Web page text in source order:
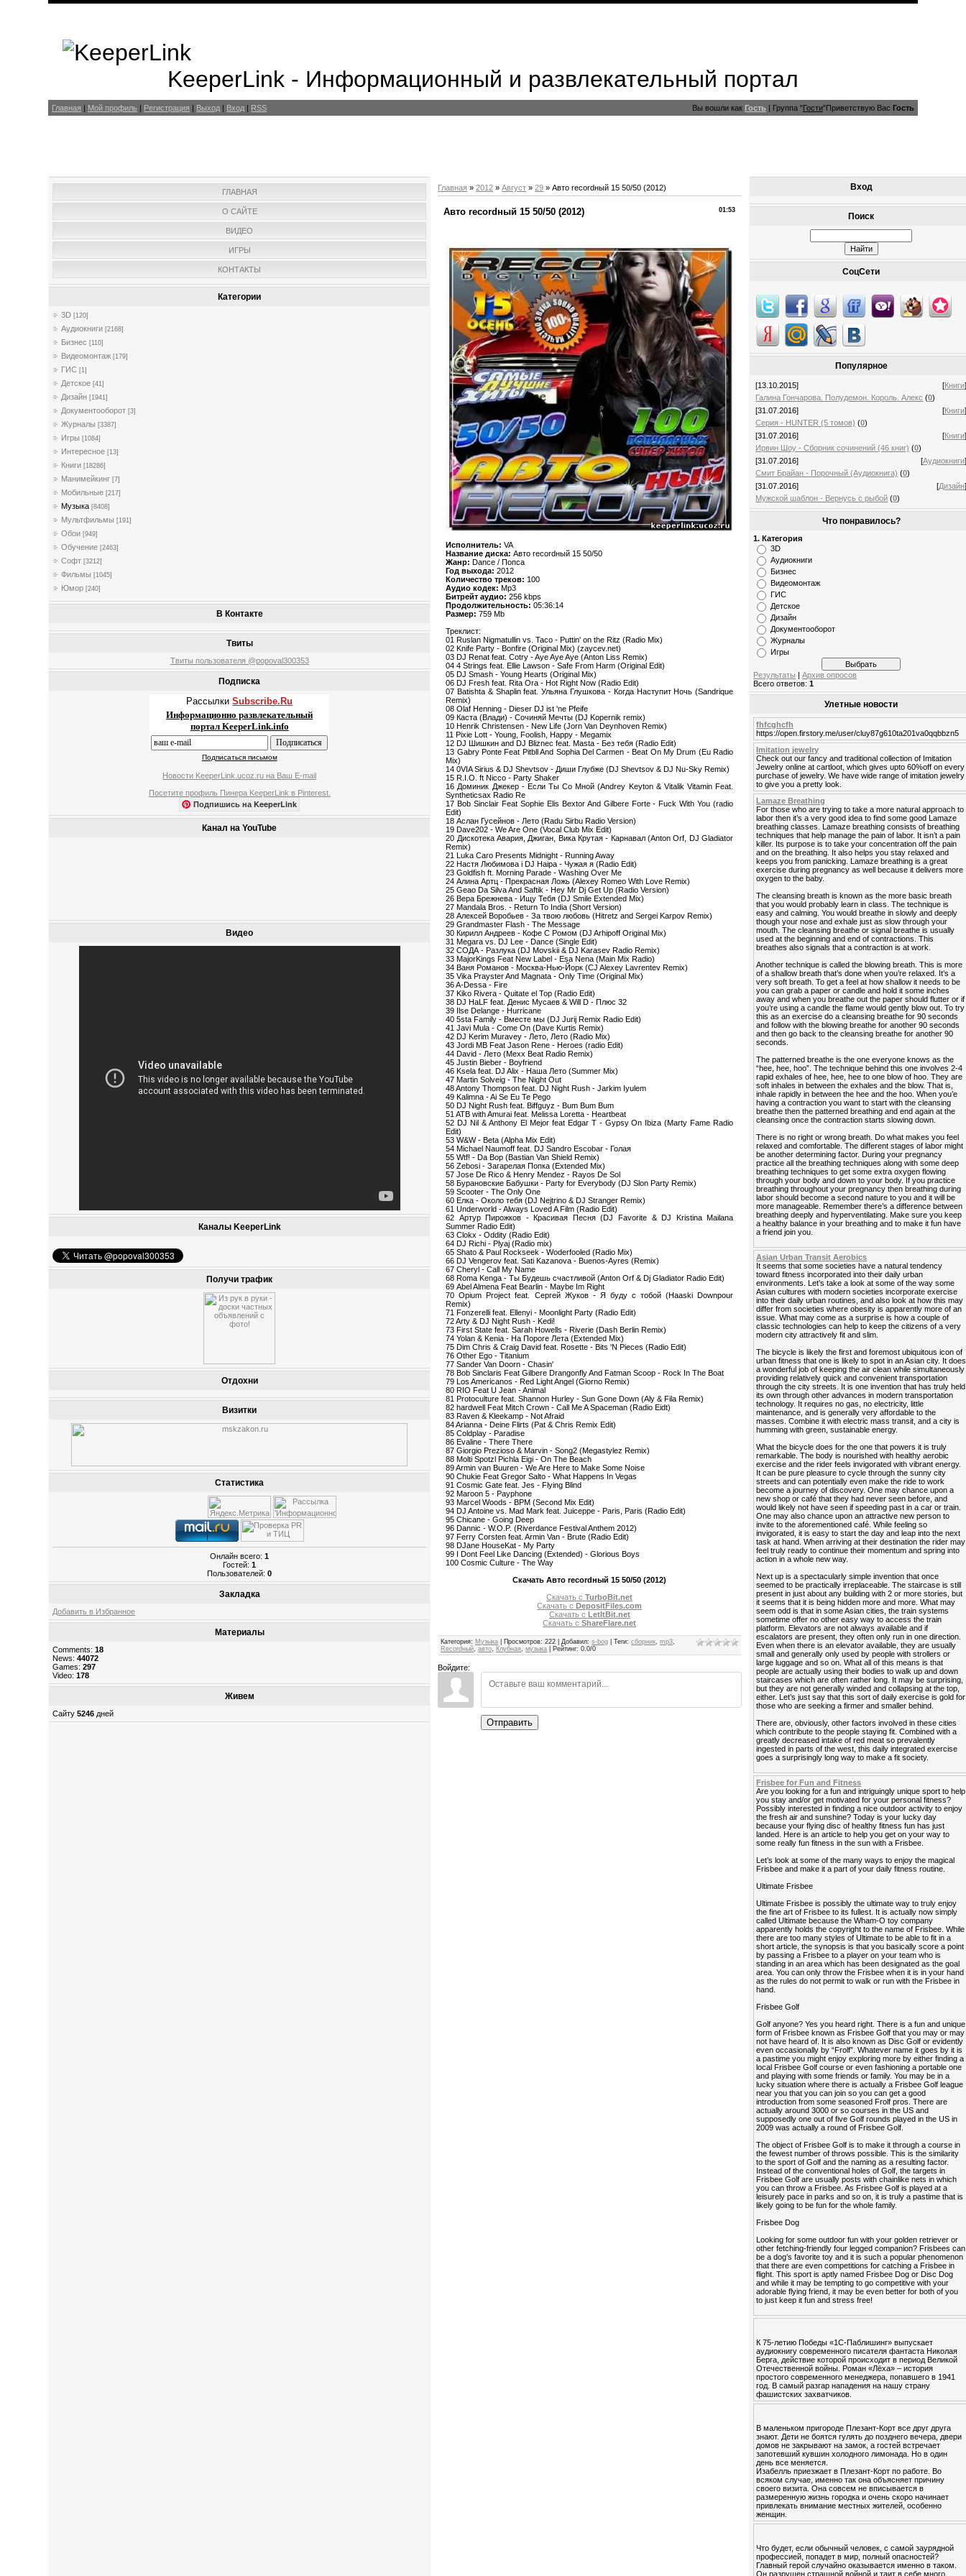
KeeperLink - Информационный и развлекательный портал
Главная | Мой профиль | Регистрация | Выход | Вход | RSS Вы вошли как Гость | Группа"Гости"Приветствую Вас Гость
ГЛАВНАЯ
О САЙТЕ
ВИДЕО
ИГРЫ
КОНТАКТЫ
Категории
3D [120]
Аудиокниги [2168]
Бизнес [110]
Видеомонтаж [179]
ГИС [1]
Детское [41]
Дизайн [1941]
Документооборот [3]
Журналы [3387]
Игры [1084]
Интересное [13]
Книги [18286]
Манимейкинг [7]
Мобильные [217]
Музыка [8408]
Мультфильмы [191]
Обои [949]
Обучение [2463]
Софт [3212]
Фильмы [1045]
Юмор [240]
В Контакте
Твиты
Твиты пользователя @popoval300353
Подписка
РассылкиSubscribe.Ru
Информационно развлекательный
портал KeeperLink.info
Подписаться письмом
Новости KeeperLink.ucoz.ru на Ваш E-mail
Посетите профиль Пинера KeeperLink в Pinterest.
Подпишись на KeeperLink
Канал на YouTube
Видео
Каналы KeeperLink
Получи трафик
Отдохни
Визитки
Статистика
Онлайн всего:1
Гостей:1
Пользователей:0
Закладка
Добавить в Избранное
Материалы
Comments:18
News:44072
Games:297
Video:178
Живем
Сайту5246 дней
Главная »2012 » Август » 29 » Авто recordный 15 50/50 (2012)
01:53
Авто recordный 15 50/50 (2012)
Исполнитель: VA
Название диска: Авто recordный 15 50/50
Жанр: Dance / Попса
Год выхода: 2012
Количество треков: 100
Аудио кодек: Mp3
Битрейт аудио: 256 kbps
Продолжительность: 05:36:14
Размер: 759 Mb
Треклист:
01 Ruslan Nigmatullin vs. Taco - Puttin' on the Ritz (Radio Mix)
02 Knife Party - Bonfire (Original Mix) (zaycev.net)
03 DJ Renat feat. Cotry - Aye Aye Aye (Anton Liss Remix)
04 4 Strings feat. Ellie Lawson - Safe From Harm (Original Edit)
05 DJ Smash - Young Hearts (Original Mix)
06 DJ Fresh feat. Rita Ora - Hot Right Now (Radio Edit)
07 Batishta & Shaplin feat. Ульяна Глушкова - Когда Наступит Ночь (Sandrique
Remix)
08 Olaf Henning - Dieser DJ ist 'ne Pfeife
09 Каста (Влади) - Сочиняй Мечты (DJ Kopernik remix)
10 Henrik Christensen - New Life (Jorn Van Deynhoven Remix)
11 Pixie Lott - Young, Foolish, Happy - Megamix
12 DJ Шишкин and DJ Bliznec feat. Masta - Без тебя (Radio Edit)
13 Gabry Ponte Feat Pitbll And Sophia Del Carmen - Beat On My Drum (Eu Radio
Mix)
14 0VIA Sirius & DJ Shevtsov - Диши Глубже (DJ Shevtsov & DJ Nu-Sky Remix)
15 R.I.O. ft Nicco - Party Shaker
16 Доминик Джекер - Если Ты Со Мной (Andrey Keyton & Vitalik Vitamin Feat.
Syntheticsax Radio Re
17 Bob Sinclair Feat Sophie Elis Bextor And Gilbere Forte - Fuck With You (radio
Edit)
18 Аслан Гусейнов - Лето (Radu Sirbu Radio Version)
19 Dave202 - We Are One (Vocal Club Mix Edit)
20 Дискотека Авария, Джиган, Вика Крутая - Карнавал (Anton Orf, DJ Gladiator
Remix)
21 Luka Caro Presents Midnight - Running Away
22 Настя Любимова i DJ Haipa - Чужая я (Radio Edit)
23 Goldfish ft. Morning Parade - Washing Over Me
24 Алина Артц - Прекрасная Ложь (Alexey Romeo With Love Remix)
25 Geao Da Silva And Saftik - Hey Mr Dj Get Up (Radio Version)
26 Вера Брежнева - Ищу Тебя (DJ Smile Extended Mix)
27 Mandala Bros. - Return To India (Short Version)
28 Алексей Воробьев - За твою любовь (Hitretz and Sergei Karpov Remix)
29 Grandmaster Flash - The Message
30 Кирилл Андреев - Кофе С Ромом (DJ Arhipoff Original Mix)
31 Megara vs. DJ Lee - Dance (Single Edit)
32 СОДА - Разлука (DJ Movskii & DJ Karasev Radio Remix)
33 MajorKings Feat New Label - Esa Nena (Main Mix Radio)
34 Ваня Романов - Москва-Нью-Йорк (CJ Alexey Lavrentev Remix)
35 Vika Prayster And Magnata - Only Time (Original Mix)
36 A-Dessa - Fire
37 Kiko Rivera - Quitate el Top (Radio Edit)
38 DJ HaLF feat. Денис Мусаев & Will D - Плюс 32
39 Ilse Delange - Hurricane
40 5sta Family - Вместе мы (DJ Jurij Remix Radio Edit)
41 Javi Mula - Come On (Dave Kurtis Remix)
42 DJ Kerim Muravey - Лето, Лето (Radio Mix)
43 Jordi MB Feat Jason Rene - Heroes (radio Edit)
44 David - Лето (Mexx Beat Radio Remix)
45 Justin Bieber - Boyfriend
46 Ksela feat. DJ Alix - Наша Лето (Summer Mix)
47 Martin Solveig - The Night Out
48 Antony Thompson feat. DJ Night Rush - Jarkim Iyulem
49 Kalimna - Ai Se Eu Te Pego
50 DJ Night Rush feat. Biffguyz - Bum Bum Bum
51 ATB with Amurai feat. Melissa Loretta - Heartbeat
52 DJ Nil & Anthony El Mejor feat Edgar T - Gypsy On Ibiza (Marty Fame Radio
Edit)
53 W&W - Beta (Alpha Mix Edit)
54 Michael Naumoff feat. DJ Sandro Escobar - Голая
55 Wtf! - Da Bop (Bastian Van Shield Remix)
56 Zebosi - Загарелая Попка (Extended Mix)
57 Jose De Rico & Henry Mendez - Rayos De Sol
58 Бурановские Бабушки - Party for Everybody (DJ Slon Party Remix)
59 Scooter - The Only One
60 Елка - Около тебя (DJ Nejtrino & DJ Stranger Remix)
61 Underworld - Always Loved A Film (Radio Edit)
62 Артур Пирожков - Красивая Песня (DJ Favorite & DJ Kristina Mailana
Summer Radio Edit)
63 Clokx - Oddity (Radio Edit)
64 DJ Richi - Plyaj (Radio mix)
65 Shato & Paul Rockseek - Woderfooled (Radio Mix)
66 DJ Vengerov feat. Sati Kazanova - Buenos-Ayres (Remix)
67 Cheryl - Call My Name
68 Roma Kenga - Ты Будешь счастливой (Anton Orf & Dj Gladiator Radio Edit)
69 Abel Almena Feat Bearlin - Maybe Im Right
70 Opium Project feat. Сергей Жуков - Я буду с тобой (Haaski Downpour
Remix)
71 Fonzerelli feat. Ellenyi - Moonlight Party (Radio Edit)
72 Arty & DJ Night Rush - Kedi!
73 First State feat. Sarah Howells - Riverie (Dash Berlin Remix)
74 Yolan & Kenia - На Пороге Лета (Extended Mix)
75 Dim Chris & Craig David feat. Rosette - Bits 'N Pieces (Radio Edit)
76 Other Ego - Titanium
77 Sander Van Doorn - Chasin'
78 Bob Sinclaris Feat Gilbere Drangonfly And Fatman Scoop - Rock In The Boat
79 Los Americanos - Red Light Angel (Giorno Remix)
80 RIO Feat U Jean - Animal
81 Protoculture feat. Shannon Hurley - Sun Gone Down (Aly & Fila Remix)
82 hardwell Feat Mitch Crown - Call Me A Spaceman (Radio Eidt)
83 Raven & Kleekamp - Not Afraid
84 Arianna - Deine Flirts (Pat & Chris Remix Edit)
85 Coldplay - Paradise
86 Evaline - There There
87 Giorgio Prezioso & Marvin - Song2 (Megastylez Remix)
88 Molti Spotzl Pichla Eigi - On The Beach
89 Armin van Buuren - We Are Here to Make Some Noise
90 Chukie Feat Gregor Salto - What Happens In Vegas
91 Cosmic Gate feat. Jes - Flying Blind
92 Maroon 5 - Payphone
93 Marcel Woods - BPM (Second Mix Edit)
94 DJ Antoine vs. Mad Mark feat. Juiceppe - Paris, Paris (Radio Edit)
95 Chicane - Going Deep
96 Dannic - W.O.P. (Riverdance Festival Anthem 2012)
97 Ferry Corsten feat. Armin Van - Brute (Radio Edit)
98 DJane HouseKat - My Party
99 I Dont Feel Like Dancing (Extended) - Glorious Boys
100 Cosmic Culture - The Way
Скачать Авто recordный 15 50/50 (2012)
Скачать сTurboBit.net
Скачать сDepositFiles.com
Скачать с LetItBit.net
Скачать сShareFlare.net
Категория: Музыка Просмотров: 222 Добавил: s-bog |Теги: сборник ,mp3
Recordный ,авто Клубная ,музыка Рейтинг: 0.0/0
Войдите:
Отправить
Вход
Поиск
СоцСети
Популярное
[13.10.2015] [Книги
Галина Гончарова. Полудемон. Король. Алекс (0)
[31.07.2016]
[Книги
Серия - HUNTER (5 томов) (0)
[31.07.2016]
[Книги
Ирвин Шоу - Сборник сочинений (46 книг) (0)
[31.07.2016]
[Аудиокниги
Смит Брайан - Порочный (Аудиокнига) (0)
[31.07.2016]
[Дизайн
Мужской шаблон - Вернусь с рыбой (0)
Что понравилось?
1. Категория
3D
Аудиокниги
Бизнес
Видеомонтаж
ГИС
Детское
Дизайн
Документооборот
Журналы
Игры
Результаты |Архив опросов
Всего ответов:1
Улетные новости
fhfcghcfh
https://open.firstory.me/user/cluy87g610ta201va0qqbbzn5
Imitation jewelry
Check out our fancy and traditional collection of Imitation
Jewelry online at cartloot, which gives upto 60%off on every
purchase of jewelry. We have wide range of imitation jewelry
to give you a pretty look.
Lamaze Breathing
For those who are trying to take a more natural approach to
labor then it’s a very good idea to find some good Lamaze
breathing classes. Lamaze breathing consists of breathing
techniques that help manage the pain of labor. It isn’t a pain
killer. Its purpose is to take your concentration off the pain
and on the breathing. It also helps you stay relaxed and
keeps you from panicking. Lamaze breathing is a great
exercise during pregnancy as well because it delivers more
oxygen to the baby.
The cleansing breath is known as the more basic breath
that you would probably learn in class. The technique is
easy and calming. You would breathe in slowly and deeply
though your nose and exhale just as slow through your
mouth. The cleansing breathe or signal breathe is usually
used at the beginning and end of contractions. This
breathes also signals that a contraction is at work.
Another technique is called the blowing breath. This is more
of a shallow breath that’s done when you’re relaxed. It’s a
very soft breath. To get a feel at how shallow it needs to be
you can grab a paper or candle and hold it some inches
away and when you breathe out the paper should flutter or if
you’re using a candle the flame would gently blow out. To try
this as an exercise do a cleansing breathe for 90 seconds
and follow with the blowing breathe for another 90 seconds
and then go back to the cleansing breathe for another 90
seconds.
The patterned breathe is the one everyone knows as the
“hee, hee, hoo”. The technique behind this one involves 2-4
rapid exhales of hee, hee, hee to one blow of hoo. They are
soft inhales in between the exhales and the blow. That is,
inhale rapidly in between the hee and the hoo. When you’e
having a contraction you want to start with the cleansing
breathe then the patterned breathing and end again at the
cleansing once the contraction starts slowing down.
There is no right or wrong breath. Do what makes you feel
relaxed and comfortable. The different stages of labor might
be another determining factor. During your pregnancy
practice all the breathing techniques along with some deep
breathing techniques to get some extra oxygen flowing
through your body and down to your body. If you practice
breathing throughout your pregnancy then breathing during
labor should become a second nature to you and it will be
more manageable. Remember there’s a difference between
breathing deeply and hyperventilating. Make sure you keep
a healthy balance in your breathing and to make it fun have
a friend join you.
Asian Urban Transit Aerobics
It seems that some societies have a natural tendency
toward fitness incorporated into their daily urban
environments. Let’s take a look at some of the way some
Asian cultures with modern societies incorporate exercise
into their daily urban routines, and also look at how this may
differ from societies where obesity is apparently more of an
issue. What may come as a surprise is how a couple of
classic technologies can help to keep the citizens of a very
modern city attractively fit and slim.
The bicycle is likely the first and foremost ubiquitous icon of
urban fitness that one is likely to spot in an Asian city. It does
a wonderful job of keeping the air clean while simultaneously
providing relatively quick and convenient transportation
through the city streets. It is one invention that has truly held
its own through other advances in modern transportation
technology. It requires no gas, no electricity, little
maintenance, and is generally very affordable to the
masses. Combine it with electric mass transit, and a city is
humming with green, sustainable energy.
What the bicycle does for the one that powers it is truly
remarkable. The body is nourished with healthy aerobic
exercise and the rider feels invigorated with vibrant energy.
It can be pure pleasure to cycle through the sunny city
streets and can potentially even make the ride to work
become a journey of discovery. One may chance upon a
new shop or café that they had never seen before, and
would likely not have seen if speeding past in a car or train.
One may also chance upon an attractive new person to
invite to the aforementioned café. While feeling so
invigorated, it is easy to start the day and leap into the next
task at hand. When arriving at their destination the rider may
feel truly ready to continue their momentum and spring into
action in a whole new way.
Next up is a spectacularly simple invention that once
seemed to be practically irreplaceable. The staircase is still
present in just about any building with 2 or more stories, but
it seems that it is being hidden more and more. What may
seem odd is that in some Asian cities, the train systems
sometime offer no other easy way to access the train
platform. Elevators are not always available and if
escalators are present, they often only run in one direction.
Even when there is an elevator available, they are usually
small and generally only used by people with strollers or
large luggage and so on. What all of this means is that
people are actually using their bodies to walk up and down
staircases which are often rather long. It may be surprising,
but they are not generally winded and collapsing at the top,
either. Let’s just say that this sort of daily exercise is gold for
those who are seeking a firmer and smaller behind.
There are, obviously, other factors involved in these cities
which contribute to the people staying fit. Combined with a
greatly decreased intake of red meat so prevalently
ingested in parts of the west, this daily integrated exercise
goes a surprisingly long way to make a fit society.
Frisbee for Fun and Fitness
Are you looking for a fun and intriguingly unique sport to help
you stay and/or get motivated for your personal fitness?
Possibly interested in finding a nice outdoor activity to enjoy
the fresh air and sunshine? Today is your lucky day
because your flying disc of healthy fitness fun has just
landed. Here is an article to help you get on your way to
some really fun fitness in the sun with a Frisbee.
Let’s look at some of the many ways to enjoy the magical
Frisbee and make it a part of your daily fitness routine.
Ultimate Frisbee
Ultimate Frisbee is possibly the ultimate way to truly enjoy
the fine art of Frisbee to its fullest. It is actually now simply
called Ultimate because the Wham-O toy company
apparently holds the copyright to the name of Frisbee. While
there are too many styles of Ultimate to be able to fit in a
short article, the synopsis is that you basically score a point
by passing a Frisbee to a player on your team who is
standing in an area which has been designated as the goal
area. You can only throw the Frisbee when it is in your hand
as the rules do not permit to walk or run with the Frisbee in
hand.
Frisbee Golf
Golf anyone? Yes you heard right. There is a fun and unique
form of Frisbee known as Frisbee Golf that you may or may
not have heard of. It is also known as Disc Golf or evidently
even occasionally by “Frolf”. Whatever name it goes by it is
a pastime you might enjoy exploring more by either finding a
local Frisbee Golf course or even fashioning a portable one
and playing with some friends or family. You may be in a
lucky situation where there is actually a Frisbee Golf league
near you that you can join so you can get a good
introduction from some seasoned Frolf pros. There are
actually around 3000 or so courses in the US and
supposedly one out of five Golf rounds played in the US in
2009 was actually a round of Frisbee Golf.
The object of Frisbee Golf is to make it through a course in
the fewest number of throws possible. This is the similarity
to the sport of Golf and the naming as a resulting factor.
Instead of the conventional holes of Golf, the targets in
Frisbee Golf are usually posts with chainlike nets in which
you can throw a Frisbee. As Frisbee Golf is played at a
leisurely pace in parks and so on, it is truly a pastime that is
likely going to be fun for the whole family.
Frisbee Dog
Looking for some outdoor fun with your golden retriever or
other fetching-friendly four legged companion? Frisbees can
be a dog’s favorite toy and it is such a popular phenomenon
that there are even competitions for catching a Frisbee in
flight. This sport is aptly named Frisbee Dog or Disc Dog
and while it may be tempting to go competitive with your
adorable flying friend, it may be even better for both of you
to just keep it fun and stress free!
К 75-летию Победы «1С-Паблишинг» выпускает
аудиокнигу современного писателя фантаста Николая
Берга, действие которой происходит в период Великой
Отечественной войны. Роман «Лёха» – история
простого современного менеджера, попавшего в 1941
год. В самый разгар нападения на нашу страну
фашистских захватчиков.
В маленьком пригороде Плезант-Корт все друг друга
знают. Дети не боятся гулять до позднего вечера, двери
домов не закрывают на замок, а гостей встречает
запотевший кувшин холодного лимонада. Но в один
день все меняется.
Изабелль приезжает в Плезант-Корт по работе. Во
всяком случае, именно так она объясняет причину
своего визита. Она совсем не вписывается в
размеренную жизнь городка и очень скоро начинает
привлекать внимание местных жителей, особенно
женщин.
Что будет, если обычный человек, с самой заурядной
профессией, попадет в мир, полный опасностей?
Главный герой случайно оказывается именно в таком.
Он разрушен страшной войной и таит в себе много